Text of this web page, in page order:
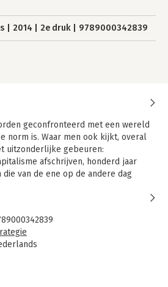
2014 2e druk 9789000342839
geconfronteerd met een wereld
norm is. Waar men ook kijkt, overal
uitzonderlijke gebeuren:
afschrijven, honderd jaar
van de ene op de andere dag
wij communiceren radicaal
er nu toe doet waar het nieuwe
organisatie floreert of ten onder
Hij identificeert vijf